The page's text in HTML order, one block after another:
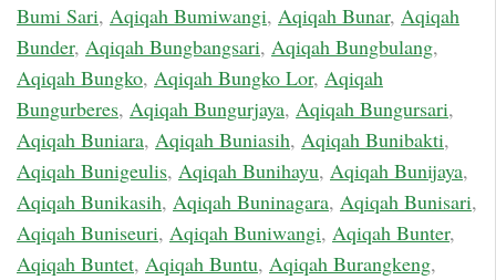
Bumi Sari, Aqiqah Bumiwangi, Aqiqah Bunar, Aqiqah
Bunder, Aqiqah Bungbangsari, Aqiqah Bungbulang,
Aqiqah Bungko, Aqiqah Bungko Lor, Aqiqah
Bungurberes, Aqiqah Bungurjaya, Aqiqah Bungursari,
Aqiqah Buniara, Aqiqah Buniasih, Aqiqah Bunibakti,
Aqiqah Bunigeulis, Aqiqah Bunihayu, Aqiqah Bunijaya,
Aqiqah Bunikasih, Aqiqah Buninagara, Aqiqah Bunisari,
Aqiqah Buniseuri, Aqiqah Buniwangi, Aqiqah Bunter,
Aqiqah Buntet, Aqiqah Buntu, Aqiqah Burangkeng,